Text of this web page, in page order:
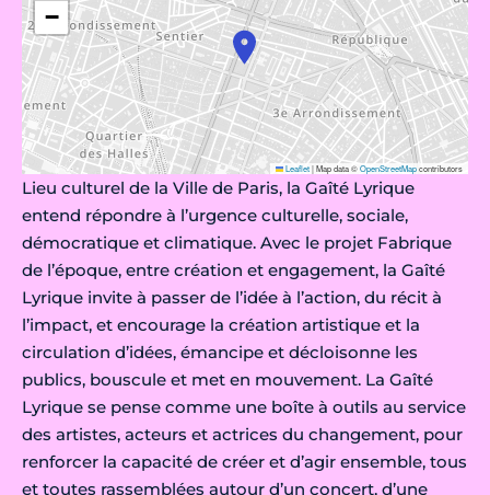
−
Leaflet|Map data ©OpenStreetMapcontributors
Lieu culturel de la Ville de Paris, la Gaîté Lyrique
entend répondre à l’urgence culturelle, sociale,
démocratique et climatique. Avec le projet Fabrique
de l’époque, entre création et engagement, la Gaîté
Lyrique invite à passer de l’idée à l’action, du récit à
l’impact, et encourage la création artistique et la
circulation d’idées, émancipe et décloisonne les
publics, bouscule et met en mouvement. La Gaîté
Lyrique se pense comme une boîte à outils au service
des artistes, acteurs et actrices du changement, pour
renforcer la capacité de créer et d’agir ensemble, tous
et toutes rassemblées autour d’un concert, d’une